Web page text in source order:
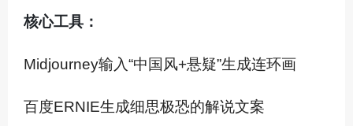
核心工具：
Midjourney输入“中国风+悬疑”生成连环画
百度ERNIE生成细思极恐的解说文案